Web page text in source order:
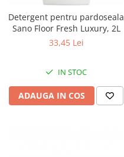
Detergent pentru pardoseala
Sano Floor Fresh Luxury, 2L
33,45 Lei
IN STOC
ADAUGA IN COS